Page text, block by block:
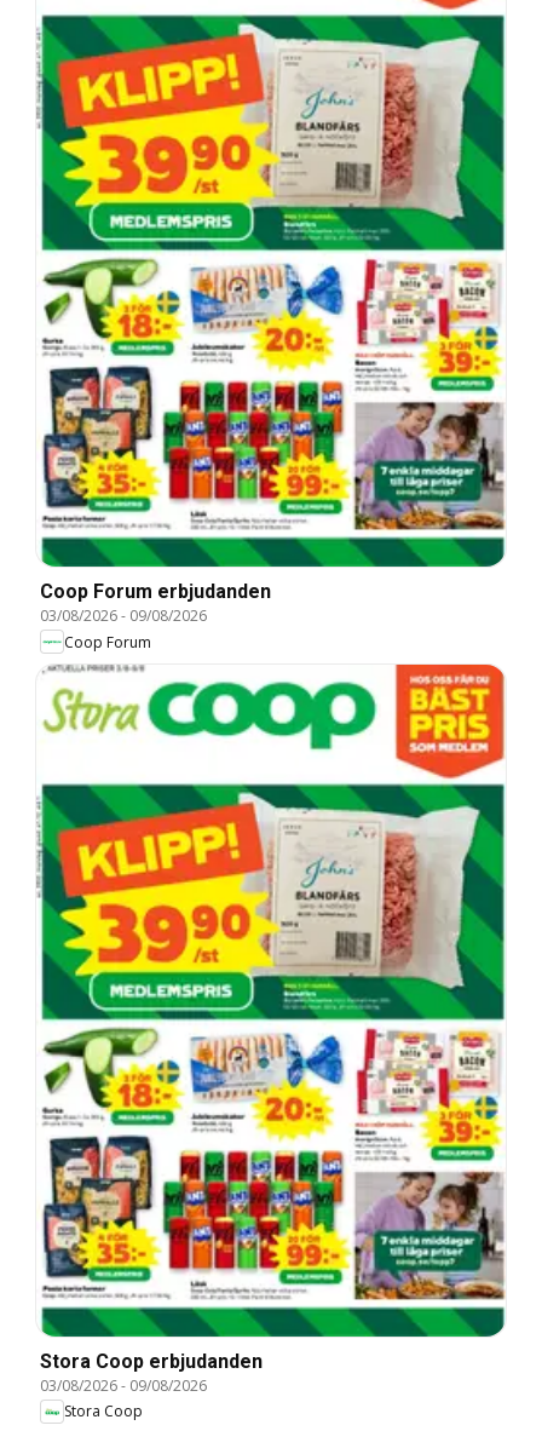
Coop Forum erbjudanden
03/08/2026- 09/08/2026
Coop Forum
Stora Coop erbjudanden
03/08/2026- 09/08/2026
Stora Coop